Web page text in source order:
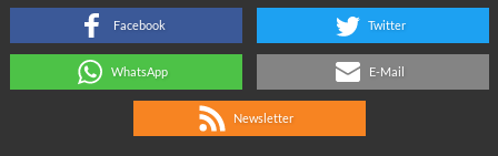
Facebook Twitter
WhatsApp E-Mail
Newsletter